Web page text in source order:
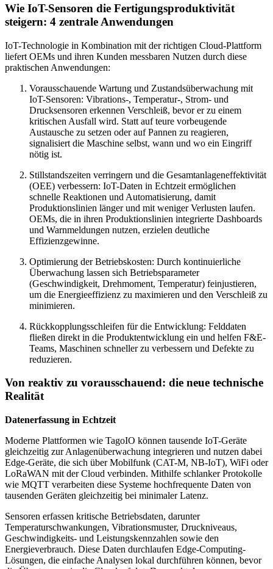
Wie IoT-Sensoren die Fertigungsproduktivität
steigern: 4 zentrale Anwendungen
IoT-Technologie in Kombination mit der richtigen Cloud-Plattform
liefert OEMs und ihren Kunden messbaren Nutzen durch diese
praktischen Anwendungen:
Vorausschauende Wartung und Zustandsüberwachung mit
IoT-Sensoren: Vibrations-, Temperatur-, Strom- und
Drucksensoren erkennen Verschleiß, bevor er zu einem
kritischen Ausfall wird. Statt auf teure vorbeugende
Austausche zu setzen oder auf Pannen zu reagieren,
signalisiert die Maschine selbst, wann und wo ein Eingriff
nötig ist.
Stillstandszeiten verringern und die Gesamtanlageneffektivität
(OEE) verbessern: IoT-Daten in Echtzeit ermöglichen
schnelle Reaktionen und Automatisierung, damit
Produktionslinien länger und mit weniger Verlusten laufen.
OEMs, die in ihren Produktionslinien integrierte Dashboards
und Warnmeldungen nutzen, erzielen deutliche
Effizienzgewinne.
Optimierung der Betriebskosten: Durch kontinuierliche
Überwachung lassen sich Betriebsparameter
(Geschwindigkeit, Drehmoment, Temperatur) feinjustieren,
um die Energieeffizienz zu maximieren und den Verschleiß zu
minimieren.
Rückkopplungsschleifen für die Entwicklung: Felddaten
fließen direkt in die Produktentwicklung ein und helfen F&E-
Teams, Maschinen schneller zu verbessern und Defekte zu
reduzieren.
Von reaktiv zu vorausschauend: die neue technische
Realität
Datenerfassung in Echtzeit
Moderne Plattformen wie TagoIO können tausende IoT-Geräte
gleichzeitig zur Anlagenüberwachung integrieren und nutzen dabei
Edge-Geräte, die sich über Mobilfunk (CAT-M, NB-IoT), WiFi oder
LoRaWAN mit der Cloud verbinden. Mithilfe schlanker Protokolle
wie MQTT verarbeiten diese Systeme hochfrequente Daten von
tausenden Geräten gleichzeitig bei minimaler Latenz.
Sensoren erfassen kritische Betriebsdaten, darunter
Temperaturschwankungen, Vibrationsmuster, Druckniveaus,
Geschwindigkeits- und Leistungskennzahlen sowie den
Energieverbrauch. Diese Daten durchlaufen Edge-Computing-
Lösungen, die einfache Analysen lokal durchführen können, bevor